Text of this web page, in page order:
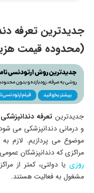
(محدوده قیمت
جدیدترین تعرفه دندانپزشکی
و درمانی دندانپزشکی می
موضوع می پردازیم. لازم
مراکزی که دندانپزشکان
روزی یا دولتی، کمتر از
مشغول به فعالیت هستند.